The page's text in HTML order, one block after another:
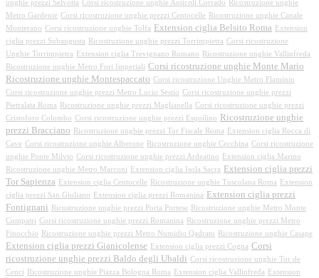
unghie prezzi Selvotta Corsi ricostruzione unghie Anticoli Corrado
Ricostruzione unghie
Metro Gardenie Corsi ricostruzione unghie prezzi Centocelle
Ricostruzione unghie Canale
Monterano Corsi ricostruzione unghie Tolfa Extension ciglia Belsito Roma
Extension
ciglia prezzi Subaugusta
Ricostruzione unghie prezzi Torrimpietra Corsi ricostruzione
Unghie Torrimpietra
Extension ciglia Trevignano Romano
Ricostruzione unghie Vallinfreda
Ricostruzione unghie Metro Fori Imperiali Corsi ricostruzione unghie Monte Mario
Ricostruzione unghie Montespaccato Corsi ricostruzione Unghie Metro Flaminio
Corsi ricostruzione unghie prezzi Metro Lucio Sestio Corsi ricostruzione unghie prezzi
Pietralata Roma
Ricostruzione unghie prezzi Maglianella Corsi ricostruzione unghie prezzi
Cristoforo Colombo Corsi ricostruzione unghie prezzi Esquilino
Ricostruzione unghie
prezzi Bracciano
Ricostruzione unghie prezzi Tor Fiscale Roma
Extension ciglia Rocca di
Cave Corsi ricostruzione unghie Alberone Ricostruzione unghie Cecchina Corsi ricostruzione
unghie Ponte Milvio Corsi ricostruzione unghie prezzi Ardeatino
Extension ciglia Marino
Ricostruzione unghie Metro Marconi
Extension ciglia Isola Sacra
Extension ciglia prezzi
Tor Sapienza
Extension ciglia Centocelle Ricostruzione unghie Tuscolana Roma
Extension
ciglia prezzi San Giuliano
Extension ciglia prezzi Romanina
Extension ciglia prezzi
Fontignani
Ricostruzione unghie prezzi Porta Portese
Ricostruzione unghie Metro Monte
Compatri Corsi ricostruzione unghie prezzi Romanina
Ricostruzione unghie prezzi Metro
Finocchio
Ricostruzione unghie prezzi Metro Numidio Qadrato Ricostruzione unghie Casape
Extension ciglia prezzi Gianicolense Extension ciglia prezzi Cogna Corsi
ricostruzione unghie prezzi Baldo degli Ubaldi Corsi ricostruzione unghie Tor de
Cenci
Ricostruzione unghie Piazza Bologna Roma Extension ciglia Vallinfreda
Extension